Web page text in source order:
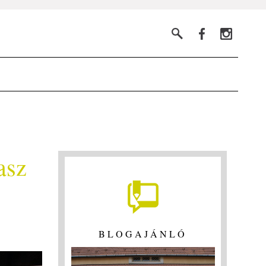
BLOGAJÁNLÓ